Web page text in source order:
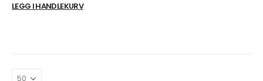
LEGG I HANDLEKURV